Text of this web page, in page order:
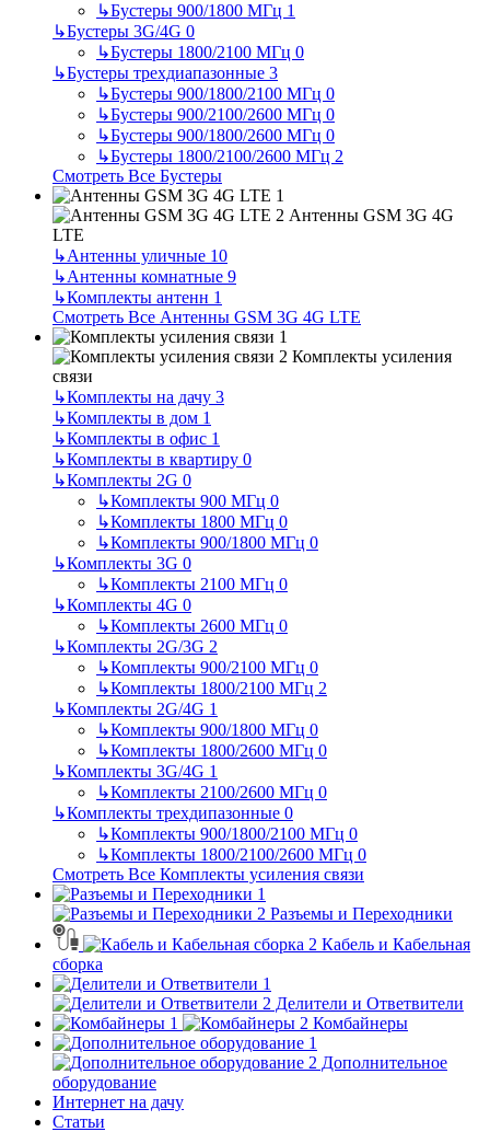
↳Бустеры 900/1800 МГц 1
↳Бустеры 3G/4G 0
↳Бустеры 1800/2100 МГц 0
↳Бустеры трехдиапазонные 3
↳Бустеры 900/1800/2100 МГц 0
↳Бустеры 900/2100/2600 МГц 0
↳Бустеры 900/1800/2600 МГц 0
↳Бустеры 1800/2100/2600 МГц 2
Смотреть Все Бустеры
Антенны GSM 3G 4G
LTE
↳Антенны уличные 10
↳Антенны комнатные 9
↳Комплекты антенн 1
Смотреть Все Антенны GSM 3G 4G LTE
Комплекты усиления
связи
↳Комплекты на дачу 3
↳Комплекты в дом 1
↳Комплекты в офис 1
↳Комплекты в квартиру 0
↳Комплекты 2G 0
↳Комплекты 900 МГц 0
↳Комплекты 1800 МГц 0
↳Комплекты 900/1800 МГц 0
↳Комплекты 3G 0
↳Комплекты 2100 МГц 0
↳Комплекты 4G 0
↳Комплекты 2600 МГц 0
↳Комплекты 2G/3G 2
↳Комплекты 900/2100 МГц 0
↳Комплекты 1800/2100 МГц 2
↳Комплекты 2G/4G 1
↳Комплекты 900/1800 МГц 0
↳Комплекты 1800/2600 МГц 0
↳Комплекты 3G/4G 1
↳Комплекты 2100/2600 МГц 0
↳Комплекты трехдипазонные 0
↳Комплекты 900/1800/2100 МГц 0
↳Комплекты 1800/2100/2600 МГц 0
Смотреть Все Комплекты усиления связи
Разъемы и Переходники
Кабель и Кабельная
сборка
Делители и Ответвители
Комбайнеры
Дополнительное
оборудование
Интернет на дачу
Статьи